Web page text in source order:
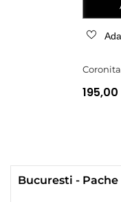
195,00
Bucuresti -